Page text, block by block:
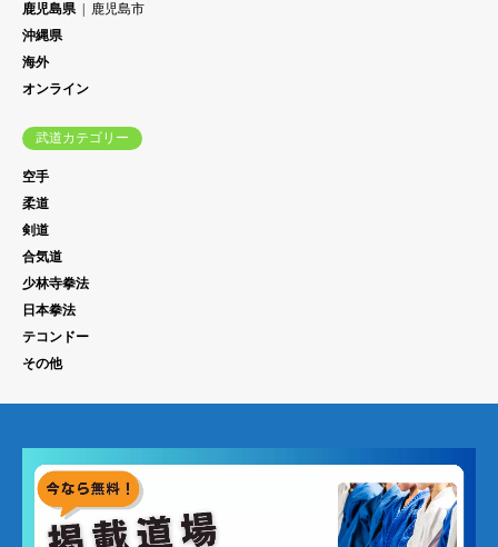
鹿児島県
鹿児島市
沖縄県
海外
オンライン
武道カテゴリー
空手
柔道
剣道
合気道
少林寺拳法
日本拳法
テコンドー
その他